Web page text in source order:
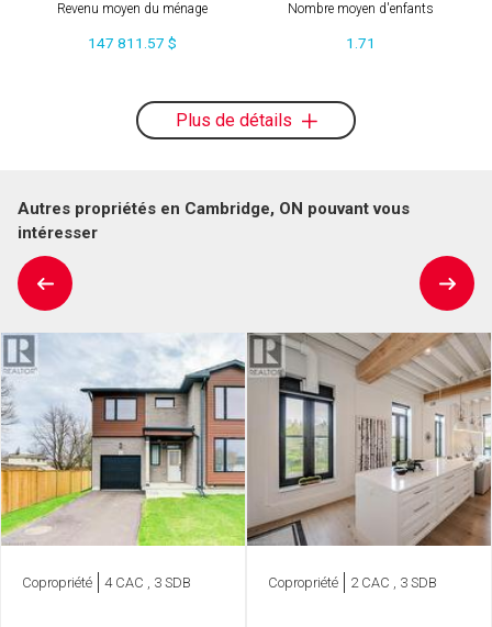
Revenu moyen du ménage
147 811.57 $
Nombre moyen d'enfants
1.71
Plus de détails
Autres propriétés en Cambridge, ON pouvant vous
intéresser
Copropriété 4 CAC , 3 SDB Copropriété 2 CAC , 3 SDB